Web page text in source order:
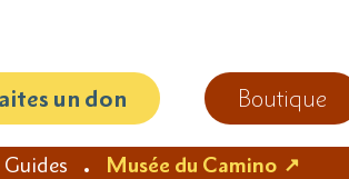
Boutique
un don
Guides Musée du Camino